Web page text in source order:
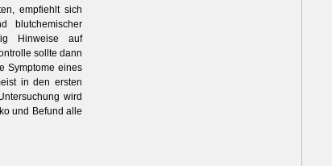
empfiehlt sich
blutchemischer
Hinweise auf
sollte dann
Symptome eines
in den ersten
wird
und Befund alle